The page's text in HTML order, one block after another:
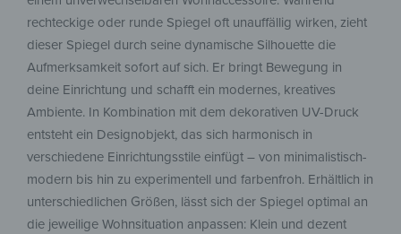
rechteckige oder runde Spiegel oft unauffällig wirken, zieht
dieser Spiegel durch seine dynamische Silhouette die
Aufmerksamkeit sofort auf sich. Er bringt Bewegung in
deine Einrichtung und schafft ein modernes, kreatives
Ambiente. In Kombination mit dem dekorativen UV-Druck
entsteht ein Designobjekt, das sich harmonisch in
verschiedene Einrichtungsstile einfügt – von minimalistisch-
modern bis hin zu experimentell und farbenfroh. Erhältlich in
unterschiedlichen Größen, lässt sich der Spiegel optimal an
die jeweilige Wohnsituation anpassen: Klein und dezent